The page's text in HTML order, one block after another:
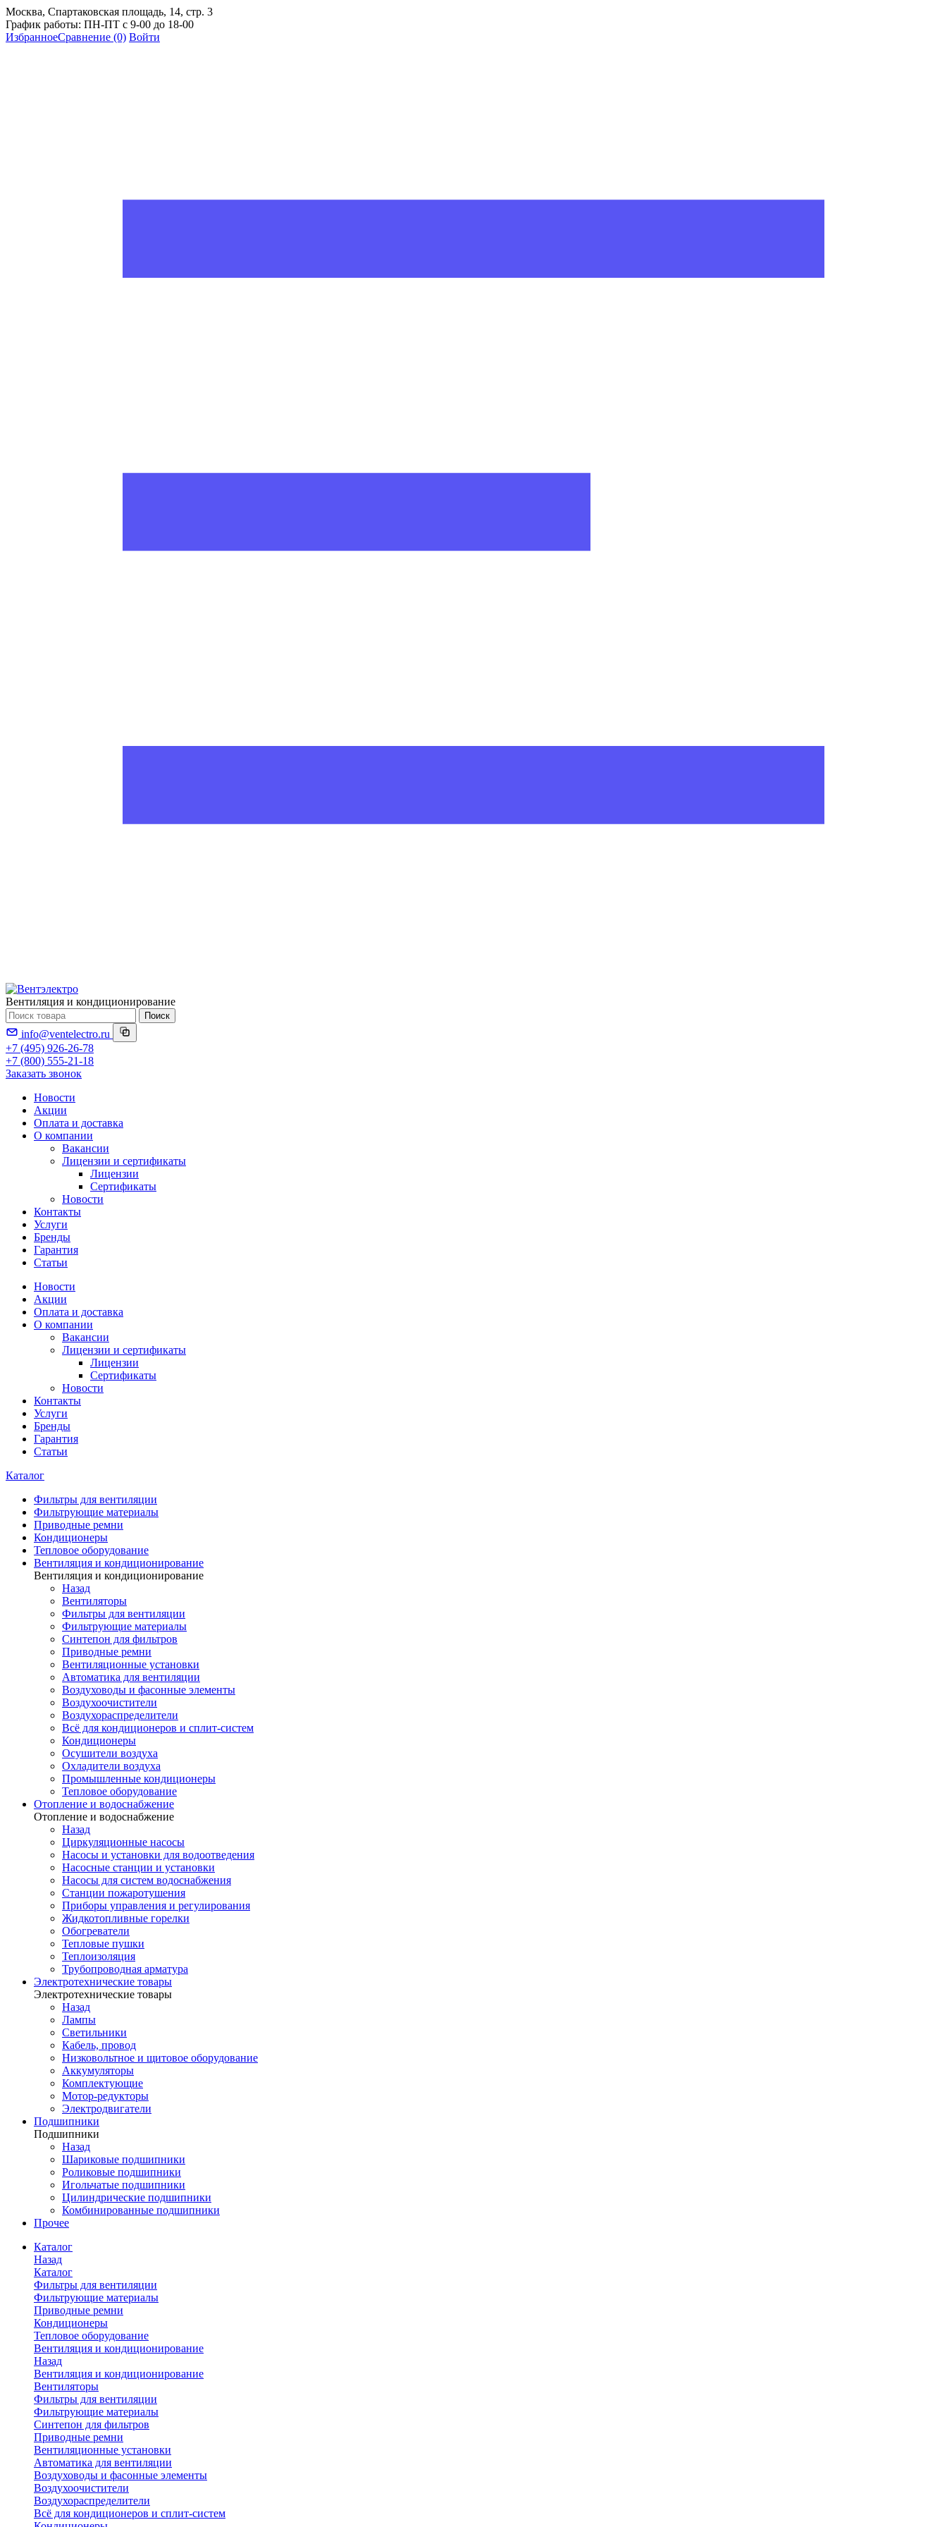
Москва, Спартаковская площадь, 14, стр. 3
График работы: ПН-ПТ с 9-00 до 18-00
ИзбранноеСравнение (0) Войти
Вентиляция и кондиционирование
Поиск
info@ventelectro.ru
+7 (495) 926-26-78
+7 (800) 555-21-18
Заказать звонок
Новости
Акции
Оплата и доставка
О компании
Вакансии
Лицензии и сертификаты
Лицензии
Сертификаты
Новости
Контакты
Услуги
Бренды
Гарантия
Статьи
Новости
Акции
Оплата и доставка
О компании
Вакансии
Лицензии и сертификаты
Лицензии
Сертификаты
Новости
Контакты
Услуги
Бренды
Гарантия
Статьи
Каталог
Фильтры для вентиляции
Фильтрующие материалы
Приводные ремни
Кондиционеры
Тепловое оборудование
Вентиляция и кондиционирование
Вентиляция и кондиционирование
Назад
Вентиляторы
Фильтры для вентиляции
Фильтрующие материалы
Синтепон для фильтров
Приводные ремни
Вентиляционные установки
Автоматика для вентиляции
Воздуховоды и фасонные элементы
Воздухоочистители
Воздухораспределители
Всё для кондиционеров и сплит-систем
Кондиционеры
Осушители воздуха
Охладители воздуха
Промышленные кондиционеры
Тепловое оборудование
Отопление и водоснабжение
Отопление и водоснабжение
Назад
Циркуляционные насосы
Насосы и установки для водоотведения
Насосные станции и установки
Насосы для систем водоснабжения
Станции пожаротушения
Приборы управления и регулирования
Жидкотопливные горелки
Обогреватели
Тепловые пушки
Теплоизоляция
Трубопроводная арматура
Электротехнические товары
Электротехнические товары
Назад
Лампы
Светильники
Кабель, провод
Низковольтное и щитовое оборудование
Аккумуляторы
Комплектующие
Мотор-редукторы
Электродвигатели
Подшипники
Подшипники
Назад
Шариковые подшипники
Роликовые подшипники
Игольчатые подшипники
Цилиндрические подшипники
Комбинированные подшипники
Прочее
Каталог
Назад
Каталог
Фильтры для вентиляции
Фильтрующие материалы
Приводные ремни
Кондиционеры
Тепловое оборудование
Вентиляция и кондиционирование
Назад
Вентиляция и кондиционирование
Вентиляторы
Фильтры для вентиляции
Фильтрующие материалы
Синтепон для фильтров
Приводные ремни
Вентиляционные установки
Автоматика для вентиляции
Воздуховоды и фасонные элементы
Воздухоочистители
Воздухораспределители
Всё для кондиционеров и сплит-систем